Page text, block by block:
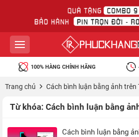
100% HÀNG CHÍNH HÃNG
Trang chủ Cách bình luận bằng ảnh trên
Từ khóa: Cách bình luận bằng
Cách bình luận bằng